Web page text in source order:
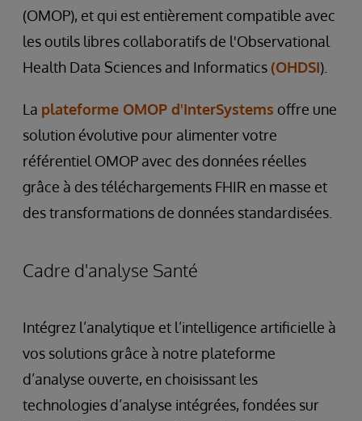
(OMOP), et qui est entièrement compatible avec
les outils libres collaboratifs de l'Observational
Health Data Sciences and Informatics (OHDSI).
La plateforme OMOP d'InterSystems offre une
solution évolutive pour alimenter votre
référentiel OMOP avec des données réelles
grâce à des téléchargements FHIR en masse et
des transformations de données standardisées.
Cadre d'analyse Santé
Intégrez l’analytique et l’intelligence artificielle à
vos solutions grâce à notre plateforme
d’analyse ouverte, en choisissant les
technologies d’analyse intégrées, fondées sur